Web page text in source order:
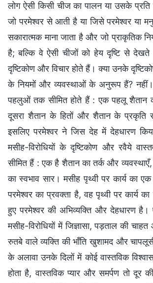
लोग ऐसी किसी चीज का पालन या उसके
जो परमेश्वर से आती है या जिसे परमेश्वर या
सकारात्मक माना जाता है और जो प्राकृतिक
है; बल्कि वे ऐसी चीजों को हेय दृष्टि से
दृष्टिकोण और विचार होते हैं। क्या उनके
के नियमों और व्यवस्थाओं के अनुरूप हैं? नहीं।
पहलुओं तक सीमित होते हैं : एक पहलू शैतान
दूसरा शैतान के हितों और शैतान के
इसलिए परमेश्वर ने जिस देह में देहधारण
मसीह-विरोधियों के दृष्टिकोण और रवैये
सीमित हैं : एक है शैतान का तर्क और
का स्वभाव सार। मसीह पृथ्वी पर कार्य का
परमेश्वर का प्रवक्ता है, वह पृथ्वी पर कार्य
हुए परमेश्वर की अभिव्यक्ति और देहधारण है।
मसीह-विरोधियों में जिज्ञासा, पड़ताल की
रुतबे वाले व्यक्ति की भाँति खुशामद और
के अलावा उनके दिलों में कोई वास्तविक
होता है, वास्तविक प्यार और समर्पण तो दूर